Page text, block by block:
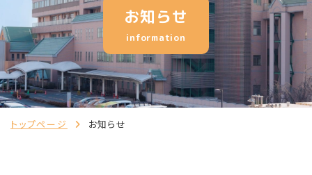
お知らせ
information
トップページ お知らせ